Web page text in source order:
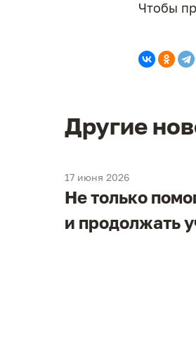
Чтобы
Другие
17 июня 2026
Не только
и продолжать